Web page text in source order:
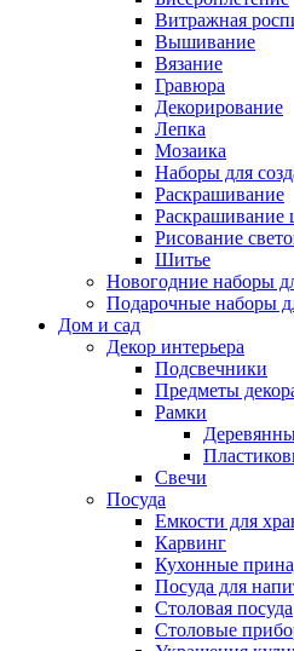
Витражная
Вышивание
Вязание
Гравюра
Декорирование
Лепка
Мозаика
Наборы для
Раскрашивание
Раскрашивание
Рисование
Шитье
Новогодние наборы
Подарочные наборы
Дом и сад
Декор интерьера
Подсвечники
Предметы
Рамки
Свечи
Посуда
Емкости для
Карвинг
Кухонные
Посуда для
Столовая посуда
Столовые